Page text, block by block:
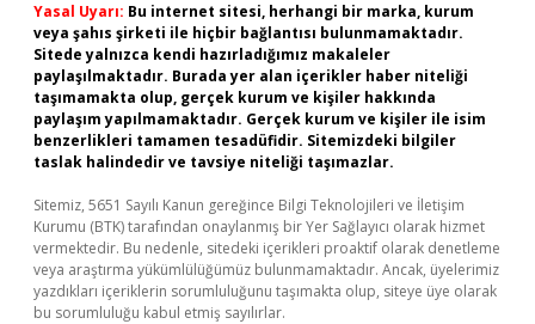
Yasal Uyarı: Bu internet sitesi, herhangi bir marka, kurum
veya şahıs şirketi ile hiçbir bağlantısı bulunmamaktadır.
Sitede yalnızca kendi hazırladığımız makaleler
paylaşılmaktadır. Burada yer alan içerikler haber niteliği
taşımamakta olup, gerçek kurum ve kişiler hakkında
paylaşım yapılmamaktadır. Gerçek kurum ve kişiler ile isim
benzerlikleri tamamen tesadüfidir. Sitemizdeki bilgiler
taslak halindedir ve tavsiye niteliği taşımazlar.
Sitemiz, 5651 Sayılı Kanun gereğince Bilgi Teknolojileri ve İletişim
Kurumu (BTK) tarafından onaylanmış bir Yer Sağlayıcı olarak hizmet
vermektedir. Bu nedenle, sitedeki içerikleri proaktif olarak denetleme
veya araştırma yükümlülüğümüz bulunmamaktadır. Ancak, üyelerimiz
yazdıkları içeriklerin sorumluluğunu taşımakta olup, siteye üye olarak
bu sorumluluğu kabul etmiş sayılırlar.